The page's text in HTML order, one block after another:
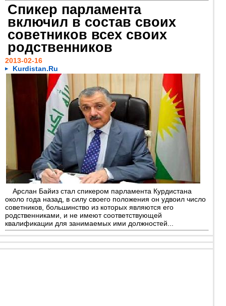
Спикер парламента
включил в состав своих
советников всех своих
родственников
2013-02-16
Kurdistan.Ru
Арслан Байиз стал спикером парламента Курдистана
около года назад, в силу своего положения он удвоил число
советников, большинство из которых являются его
родственниками, и не имеют соответствующей
квалификации для занимаемых ими должностей...